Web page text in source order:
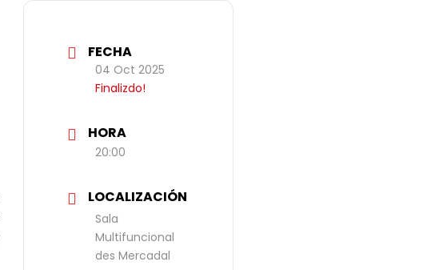
FECHA
04 Oct 2025
Finalizdo!
HORA
20:00
LOCALIZACIÓN
Sala
Multifuncional
des Mercadal